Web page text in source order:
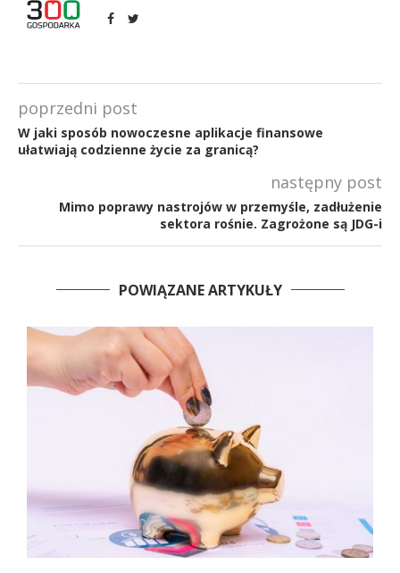
poprzedni post
W jaki sposób nowoczesne aplikacje finansowe
ułatwiają codzienne życie za granicą?
następny post
Mimo poprawy nastrojów w przemyśle, zadłużenie
sektora rośnie. Zagrożone są JDG-i
POWIĄZANE ARTYKUŁY